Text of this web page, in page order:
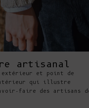
artisanal
et point de
qui illustre
faire des artisans